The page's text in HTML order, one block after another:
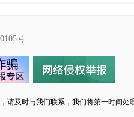
号
及时与我们联系，我们将第一时间处